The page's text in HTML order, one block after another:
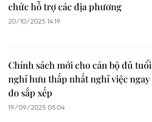
chức hỗ trợ các địa phương
20/10/2025 14:19
Chính sách mới cho cán bộ đủ tuổi
nghỉ hưu thấp nhất nghỉ việc ngay
do sắp xếp
19/09/2025 05:04